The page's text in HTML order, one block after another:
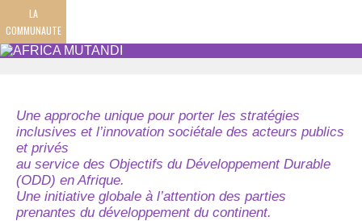
LA
COMMUNAUTE
Une approche unique pour porter les stratégies
inclusives et l’innovation sociétale des acteurs publics
et privés
au service des Objectifs du Développement Durable
(ODD) en Afrique.
Une initiative globale à l’attention des parties
prenantes du développement du continent.